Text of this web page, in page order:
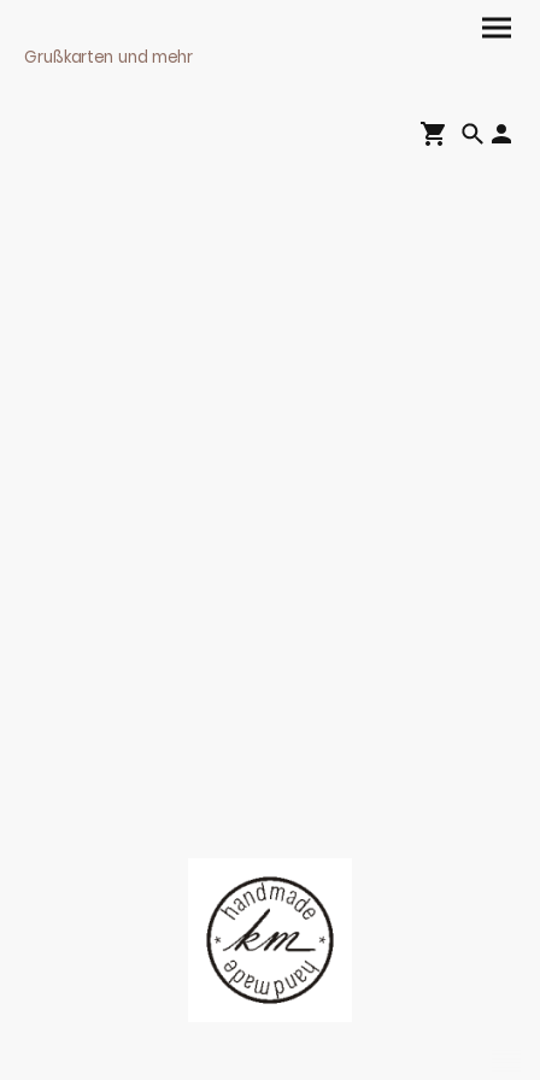
Grußkarten und mehr